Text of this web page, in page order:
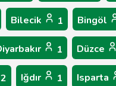
Bilecik 1 Bingöl
1 Düzce
2 Iğdır 1 Isparta